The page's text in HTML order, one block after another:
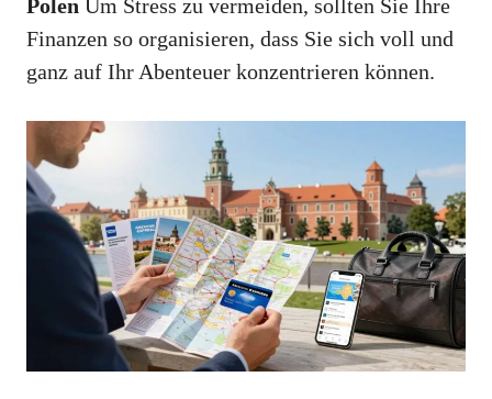
Polen Um Stress zu vermeiden, sollten Sie Ihre
Finanzen so organisieren, dass Sie sich voll und
ganz auf Ihr Abenteuer konzentrieren können.